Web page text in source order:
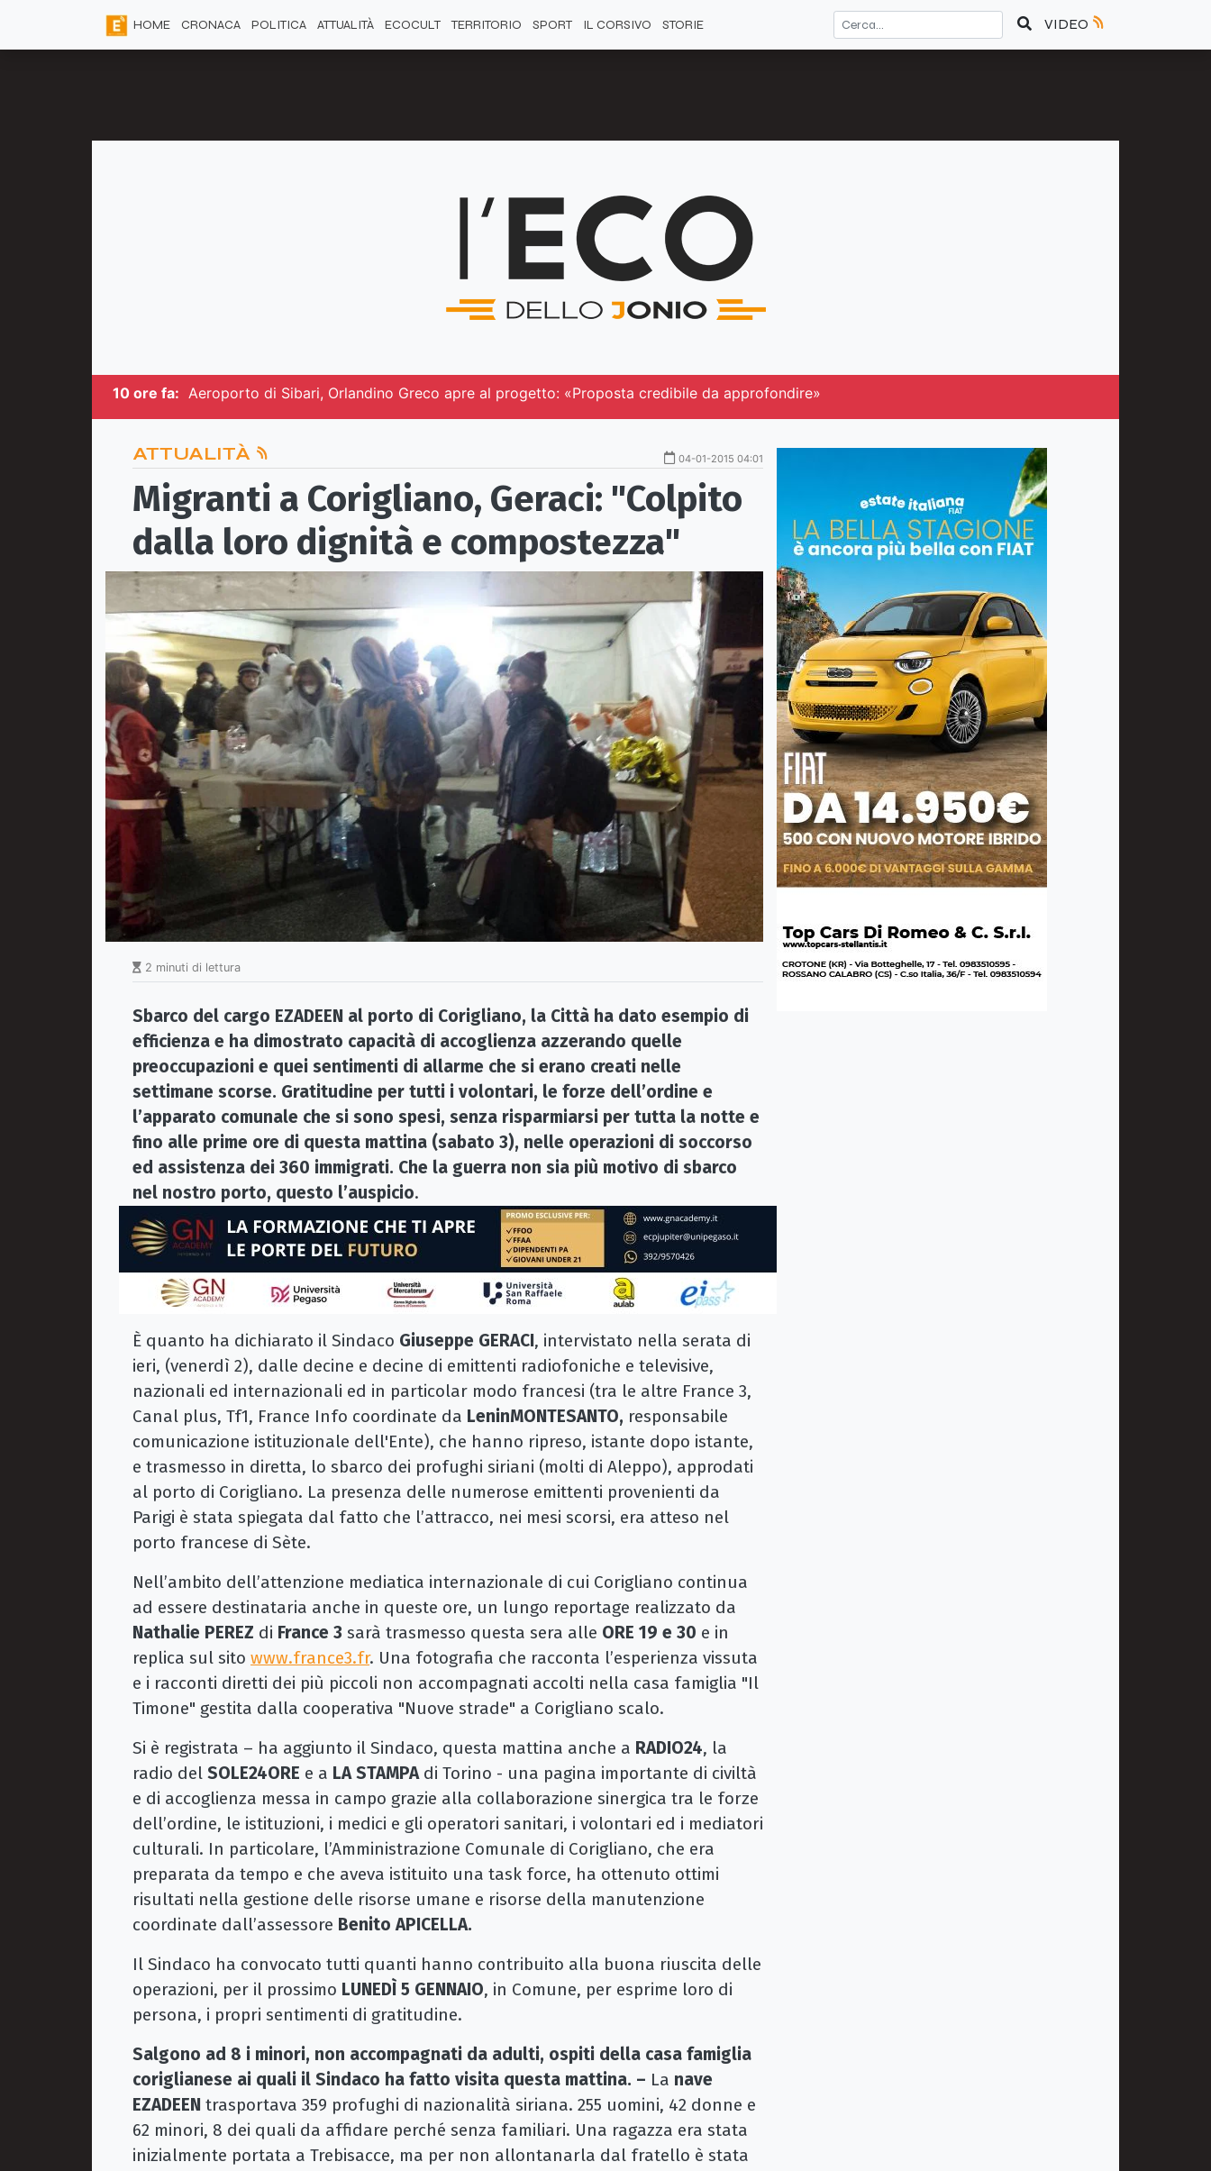
HOME CRONACA POLITICA ATTUALITÀ ECOCULT TERRITORIO SPORT IL CORSIVO STORIE VIDEO
10 ore fa: Aeroporto di Sibari, Orlandino Greco apre al progetto: «Proposta credibile da approfondire»
ATTUALITÀ 04-01-2015 04:01
Migranti a Corigliano, Geraci: "Colpito
dalla loro dignità e compostezza"
2 minuti di lettura
Sbarco del cargo EZADEEN al porto di Corigliano, la Città ha dato esempio di
efficienza e ha dimostrato capacità di accoglienza azzerando quelle
preoccupazioni e quei sentimenti di allarme che si erano creati nelle
settimane scorse. Gratitudine per tutti i volontari, le forze dell’ordine e
l’apparato comunale che si sono spesi, senza risparmiarsi per tutta la notte e
fino alle prime ore di questa mattina (sabato 3), nelle operazioni di soccorso
ed assistenza dei 360 immigrati. Che la guerra non sia più motivo di sbarco
nel nostro porto, questo l’auspicio.
È quanto ha dichiarato il Sindaco Giuseppe GERACI, intervistato nella serata di
ieri, (venerdì 2), dalle decine e decine di emittenti radiofoniche e televisive,
nazionali ed internazionali ed in particolar modo francesi (tra le altre France 3,
Canal plus, Tf1, France Info coordinate da LeninMONTESANTO, responsabile
comunicazione istituzionale dell'Ente), che hanno ripreso, istante dopo istante,
e trasmesso in diretta, lo sbarco dei profughi siriani (molti di Aleppo), approdati
al porto di Corigliano. La presenza delle numerose emittenti provenienti da
Parigi è stata spiegata dal fatto che l’attracco, nei mesi scorsi, era atteso nel
porto francese di Sète.
Nell’ambito dell’attenzione mediatica internazionale di cui Corigliano continua
ad essere destinataria anche in queste ore, un lungo reportage realizzato da
Nathalie PEREZ di France 3 sarà trasmesso questa sera alle ORE 19 e 30 e in
replica sul sito www.france3.fr. Una fotografia che racconta l’esperienza vissuta
e i racconti diretti dei più piccoli non accompagnati accolti nella casa famiglia "Il
Timone" gestita dalla cooperativa "Nuove strade" a Corigliano scalo.
Si è registrata – ha aggiunto il Sindaco, questa mattina anche a RADIO24, la
radio del SOLE24ORE e a LA STAMPAdi Torino - una pagina importante di civiltà
e di accoglienza messa in campo grazie alla collaborazione sinergica tra le forze
dell’ordine, le istituzioni, i medici e gli operatori sanitari, i volontari ed i mediatori
culturali. In particolare, l’Amministrazione Comunale di Corigliano, che era
preparata da tempo e che aveva istituito una task force, ha ottenuto ottimi
risultati nella gestione delle risorse umane e risorse della manutenzione
coordinate dall’assessore Benito APICELLA.
Il Sindaco ha convocato tutti quanti hanno contribuito alla buona riuscita delle
operazioni, per il prossimo LUNEDÌ 5 GENNAIO, in Comune, per esprime loro di
persona, i propri sentimenti di gratitudine.
Salgono ad 8 i minori, non accompagnati da adulti, ospiti della casa famiglia
coriglianese ai quali il Sindaco ha fatto visita questa mattina. – La nave
EZADEEN trasportava 359 profughi di nazionalità siriana. 255 uomini, 42 donne e
62 minori, 8 dei quali da affidare perché senza familiari. Una ragazza era stata
inizialmente portata a Trebisacce, ma per non allontanarla dal fratello è stata